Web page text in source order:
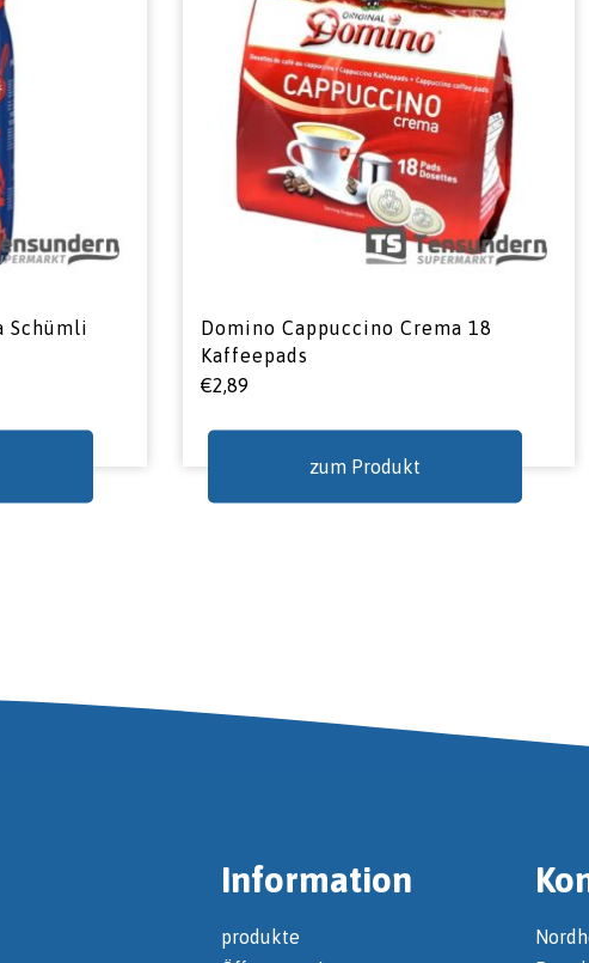
Schümli
Domino Cappuccino Crema 18
Kaffeepads
€2,89
zum Produkt
Information
produkte